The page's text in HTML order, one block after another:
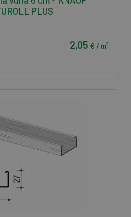
PLUS
2,05 € / m²